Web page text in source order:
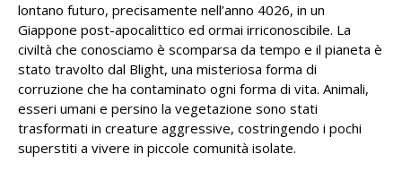
lontano futuro, precisamente nell’anno 4026, in un
Giappone post-apocalittico ed ormai irriconoscibile. La
civiltà che conosciamo è scomparsa da tempo e il pianeta è
stato travolto dal Blight, una misteriosa forma di
corruzione che ha contaminato ogni forma di vita. Animali,
esseri umani e persino la vegetazione sono stati
trasformati in creature aggressive, costringendo i pochi
superstiti a vivere in piccole comunità isolate.